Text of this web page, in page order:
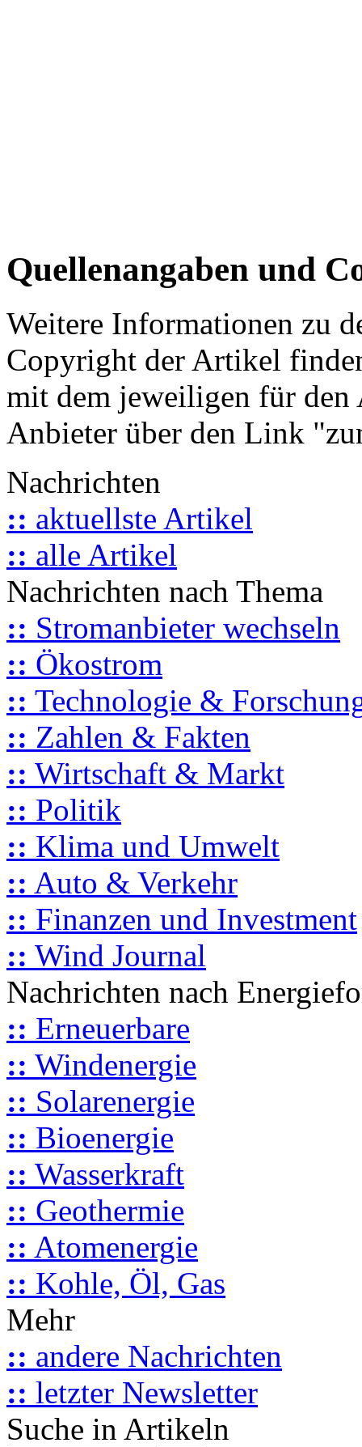
Quellenangaben und
Weitere Informationen zu
Copyright der Artikel
mit dem jeweiligen für
Anbieter über den Link
Nachrichten
:: aktuellste Artikel
:: alle Artikel
Nachrichten nach Thema
:: Stromanbieter wechseln
:: Ökostrom
:: Technologie &
:: Zahlen & Fakten
:: Wirtschaft & Markt
:: Politik
:: Klima und Umwelt
:: Auto & Verkehr
:: Finanzen und Investment
:: Wind Journal
Nachrichten nach
:: Erneuerbare
:: Windenergie
:: Solarenergie
:: Bioenergie
:: Wasserkraft
:: Geothermie
:: Atomenergie
:: Kohle, Öl, Gas
Mehr
:: andere Nachrichten
:: letzter Newsletter
Suche in Artikeln